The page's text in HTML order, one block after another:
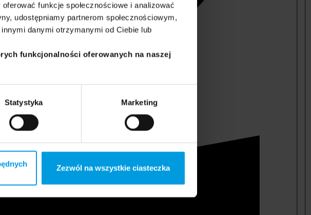
funkcje społecznościowe i analizować
udostępniamy partnerom społecznościowym,
danymi otrzymanymi od Ciebie lub
funkcjonalności oferowanych na naszej
Statystyka Marketing
Zezwól na wszystkie ciasteczka